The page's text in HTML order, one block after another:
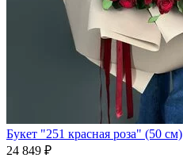
Букет "251 красная роза" (50 см)
24 849 ₽